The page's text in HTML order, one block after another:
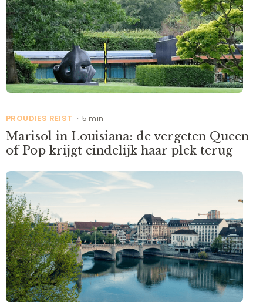
PROUDIES REIST • 5 min
Marisol in Louisiana: de vergeten Queen
of Pop krijgt eindelijk haar plek terug